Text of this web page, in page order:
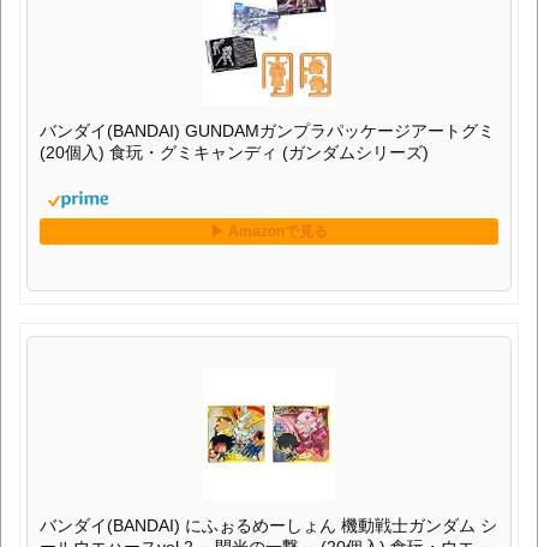
バンダイ(BANDAI) GUNDAMガンプラパッケージアートグミ
(20個入) 食玩・グミキャンディ (ガンダムシリーズ)
バンダイ(BANDAI) にふぉるめーしょん 機動戦士ガンダム シ